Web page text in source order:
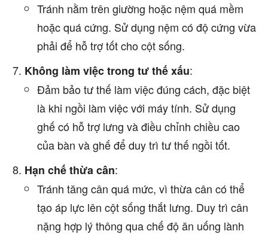
Tránh nằm trên giường hoặc nệm quá mềm
hoặc quá cứng. Sử dụng nệm có độ cứng vừa
phải để hỗ trợ tốt cho cột sống.
Không làm việc trong tư thế xấu:
Đảm bảo tư thế làm việc đúng cách, đặc biệt
là khi ngồi làm việc với máy tính. Sử dụng
ghế có hỗ trợ lưng và điều chỉnh chiều cao
của bàn và ghế để duy trì tư thế ngồi tốt.
Hạn chế thừa cân:
Tránh tăng cân quá mức, vì thừa cân có thể
tạo áp lực lên cột sống thắt lưng. Duy trì cân
nặng hợp lý thông qua chế độ ăn uống lành